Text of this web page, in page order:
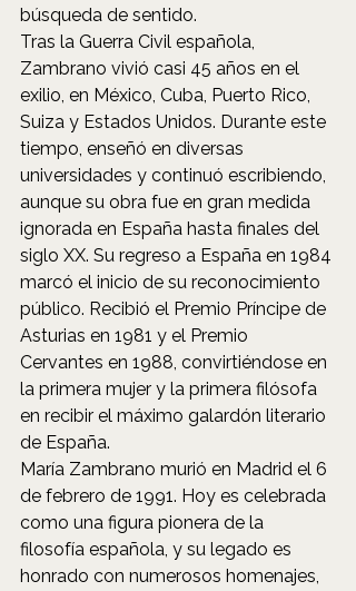
búsqueda de sentido.
Tras la Guerra Civil española,
Zambrano vivió casi 45 años en el
exilio, en México, Cuba, Puerto Rico,
Suiza y Estados Unidos. Durante este
tiempo, enseñó en diversas
universidades y continuó escribiendo,
aunque su obra fue en gran medida
ignorada en España hasta finales del
siglo XX. Su regreso a España en 1984
marcó el inicio de su reconocimiento
público. Recibió el Premio Príncipe de
Asturias en 1981 y el Premio
Cervantes en 1988, convirtiéndose en
la primera mujer y la primera filósofa
en recibir el máximo galardón literario
de España.
María Zambrano murió en Madrid el 6
de febrero de 1991. Hoy es celebrada
como una figura pionera de la
filosofía española, y su legado es
honrado con numerosos homenajes,